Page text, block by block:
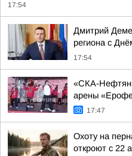
17:54
Дмитрий
региона с
17:54
«СКА-
арены
17:47
Охоту на
откроют с 22